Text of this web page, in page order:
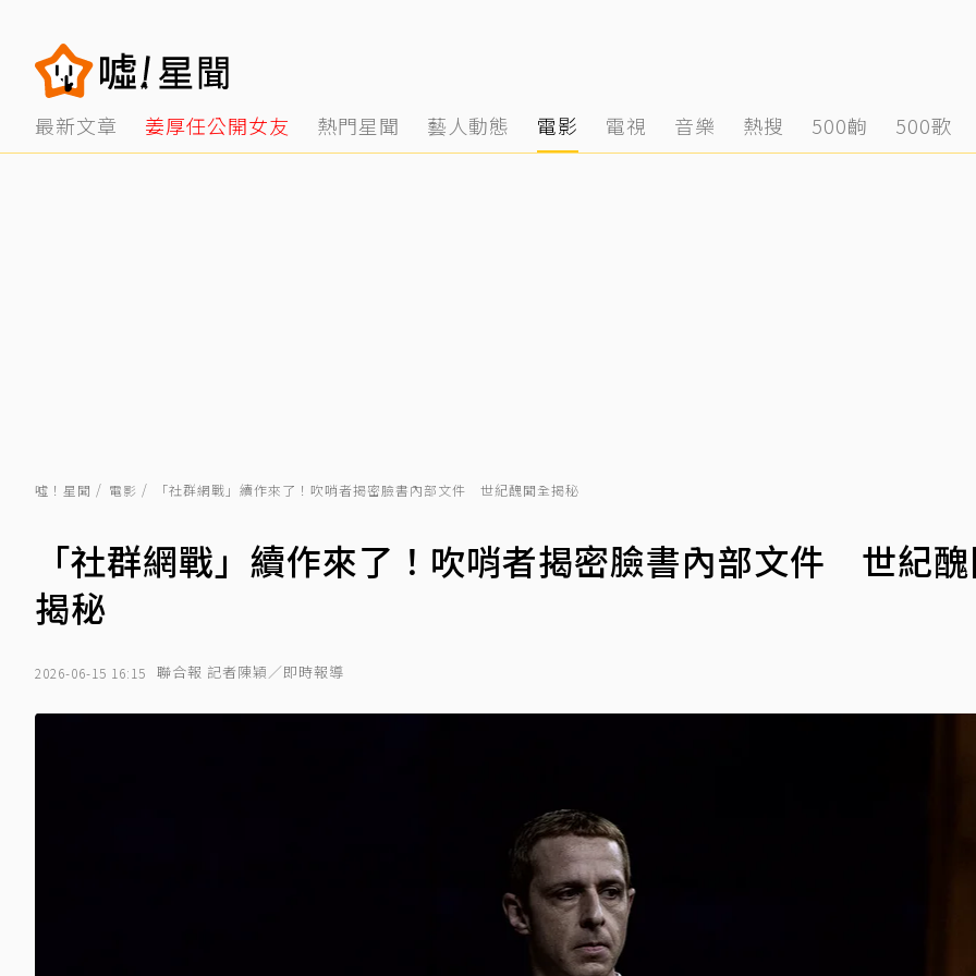
最新文章 姜厚任公開女友 熱門星聞 藝人動態 電影 電視 音樂 熱搜 500齣 500歌
噓！星聞 電影 「社群網戰」續作來了！吹哨者揭密臉書內部文件 世紀醜聞全揭秘
「社群網戰」續作來了！吹哨者揭密臉書內部文件 世紀
揭秘
2026-06-15 16:15 聯合報 記者陳穎／即時報導